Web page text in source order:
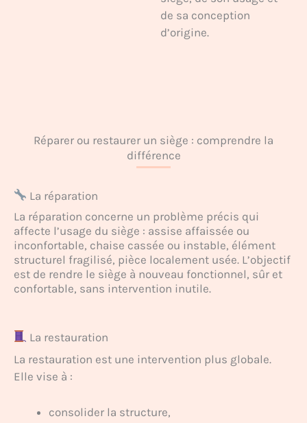
de sa conception
d’origine.
Réparer ou restaurer un siège : comprendre la
différence
La réparation
La réparation concerne un problème précis qui
affecte l’usage du siège : assise affaissée ou
inconfortable, chaise cassée ou instable, élément
structurel fragilisé, pièce localement usée. L’objectif
est de rendre le siège à nouveau fonctionnel, sûr et
confortable, sans intervention inutile.
La restauration
La restauration est une intervention plus globale.
Elle vise à :
consolider la structure,